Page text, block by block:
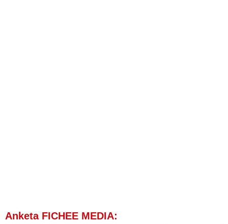
Anketa FICHEE MEDIA: